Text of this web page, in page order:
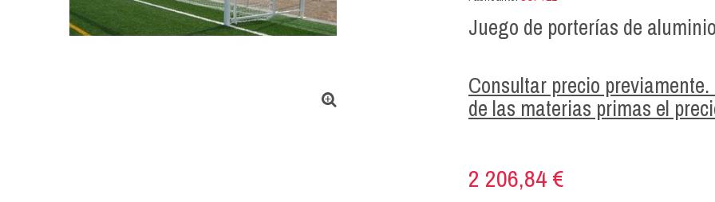
Juego de porterías de
Consultar precio
de las materias primas el
2 206,84 €